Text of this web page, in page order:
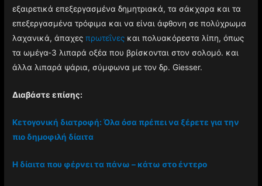
εξαιρετικά επεξεργασμένα δημητριακά, τα σάκχαρα και τα
επεξεργασμένα τρόφιμα και να είναι άφθονη σε πολύχρωμα
λαχανικά, άπαχεςπρωτεΐνες και πολυακόρεστα λίπη, όπως
τα ωμέγα-3 λιπαρά οξέα που βρίσκονται στον σολομό. και
άλλα λιπαρά ψάρια, σύμφωνα με τον δρ. Giesser.
Διαβάστε επίσης:
Κετογονική διατροφή: Όλα όσα πρέπει να ξέρετε για την
πιο δημοφιλή δίαιτα
Η δίαιτα που φέρνει τα πάνω – κάτω στο έντερο